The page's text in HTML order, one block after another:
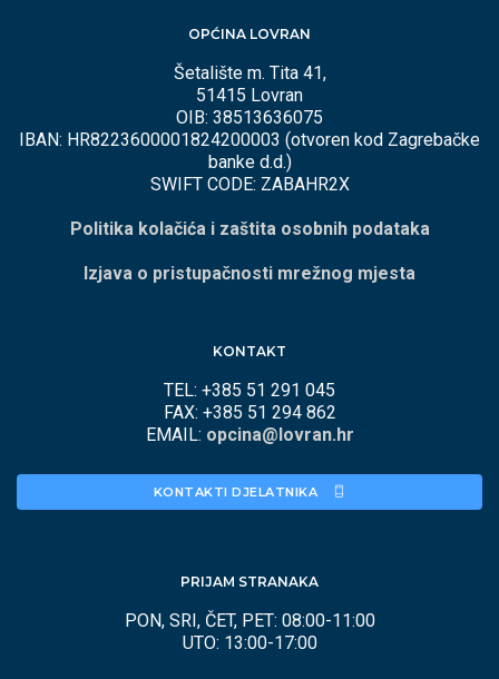
OPĆINA LOVRAN
Šetalište m. Tita 41,
51415 Lovran
OIB: 38513636075
IBAN: HR8223600001824200003 (otvoren kod Zagrebačke
banke d.d.)
SWIFT CODE: ZABAHR2X
Politika kolačića i zaštita osobnih podataka
Izjava o pristupačnosti mrežnog mjesta
KONTAKT
TEL: +385 51 291 045
FAX: +385 51 294 862
EMAIL: opcina@lovran.hr
KONTAKTI DJELATNIKA
PRIJAM STRANAKA
PON, SRI, ČET, PET: 08:00-11:00
UTO: 13:00-17:00